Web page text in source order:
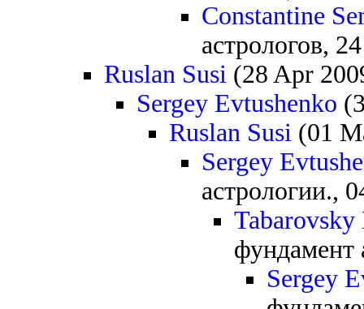
Constantine
астрологов,
Ruslan Susi (28 Apr
Sergey Evtushenko
Ruslan Susi (01
Sergey
астрологии.,
Tabarovsky
фундамент
Sergey